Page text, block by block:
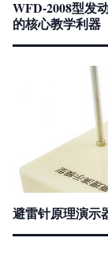
WFD-2008型发
的核心教学利器
避雷针原理演示